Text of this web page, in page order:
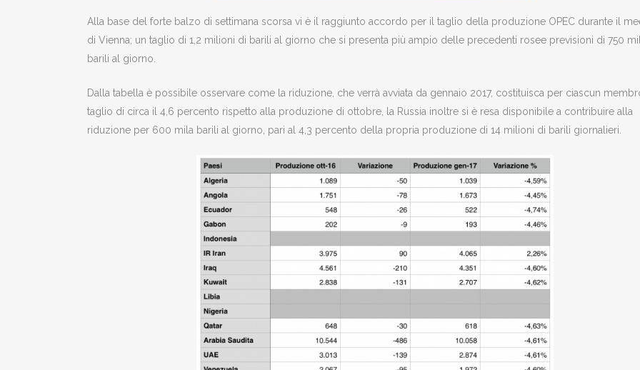
Alla base del forte balzo di settimana scorsa vi è il raggiunto accordo per il taglio della produzione OPEC durante il
di Vienna; un taglio di 1,2 milioni di barili al giorno che si presenta più ampio delle precedenti rosee previsioni di 750
barili al giorno.
Dalla tabella è possibile osservare come la riduzione, che verrà avviata da gennaio 2017, costituisca per ciascun
taglio di circa il 4,6 percento rispetto alla produzione di ottobre, la Russia inoltre si è resa disponibile a contribuire alla
riduzione per 600 mila barili al giorno, pari al 4,3 percento della propria produzione di 14 milioni di barili giornalieri.